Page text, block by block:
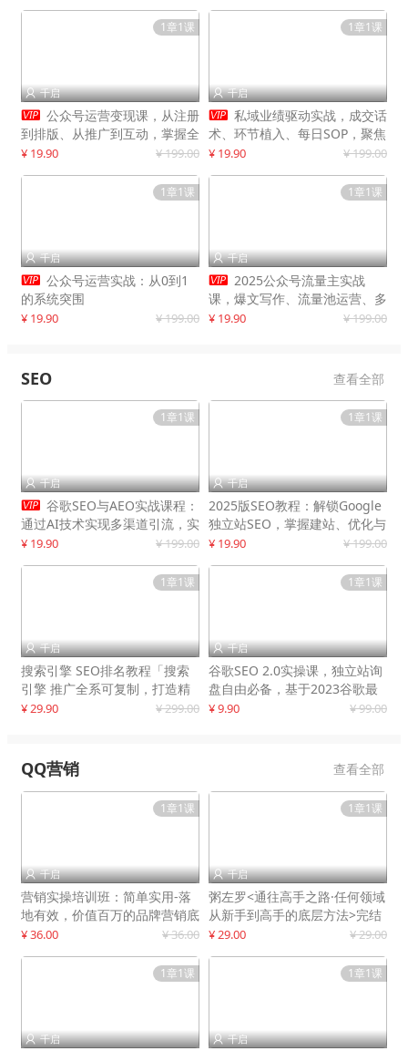
1章1课
 千启
 公众号运营变现课，从注册
到排版、从推广到互动，掌握全
流程，开启个人品牌月入
¥ 19.90 ¥ 199.00
1章1课
 千启
 私域业绩驱动实战，成交话
术、环节植入、每日SOP，聚焦
增长，驱动营收持续突破
¥ 19.90 ¥ 199.00
1章1课
 千启
 公众号运营实战：从0到1
的系统突围
¥ 19.90 ¥ 199.00
1章1课
 千启
 2025公众号流量主实战
课，爆文写作、流量池运营、多
平台分发，新手日入千元月赚5
¥ 19.90 ¥ 199.00
SEO 查看全部
1章1课
 千启
 谷歌SEO与AEO实战课程：
通过AI技术实现多渠道引流，实
现网站流量增长300%
¥ 19.90 ¥ 199.00
1章1课
 千启
2025版SEO教程：解锁Google
独立站SEO，掌握建站、优化与
变现技巧
¥ 19.90 ¥ 199.00
1章1课
 千启
搜索引擎 SEO排名教程「搜索
引擎 推广全系可复制，打造精
准被动流量系统
¥ 29.90 ¥ 299.00
1章1课
 千启
谷歌SEO 2.0实操课，独立站询
盘自由必备，基于2023谷歌最
新算法录制
¥ 9.90 ¥ 99.00
QQ营销 查看全部
1章1课
 千启
营销实操培训班：简单实用-落
地有效，价值百万的品牌营销底
层逻辑
¥ 36.00 ¥ 36.00
1章1课
 千启
粥左罗<通往高手之路·任何领域
从新手到高手的底层方法>完结
¥ 29.00 ¥ 29.00
1章1课
 千启
1章1课
 千启